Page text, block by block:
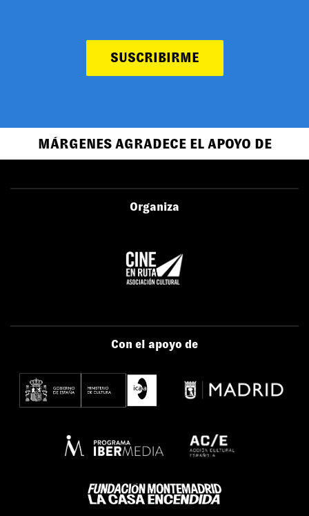
SUSCRIBIRME
MÁRGENES AGRADECE EL APOYO DE
Organiza
Con el apoyo de